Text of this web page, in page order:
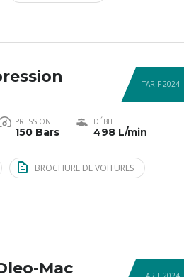
TARIF 2024
PRESSION
150 Bars
DÉBIT
498 L/min
BROCHURE DE VOITURES
Mac